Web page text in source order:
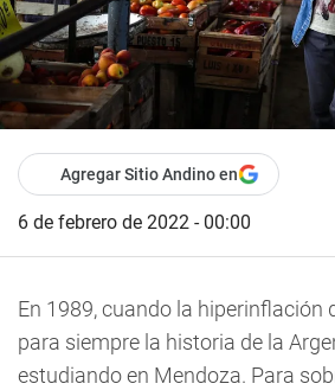
Agregar Sitio Andino en
6 de febrero de 2022 - 00:00
En 1989, cuando la hiperinflación
para siempre la historia de la
estudiando en Mendoza. Para